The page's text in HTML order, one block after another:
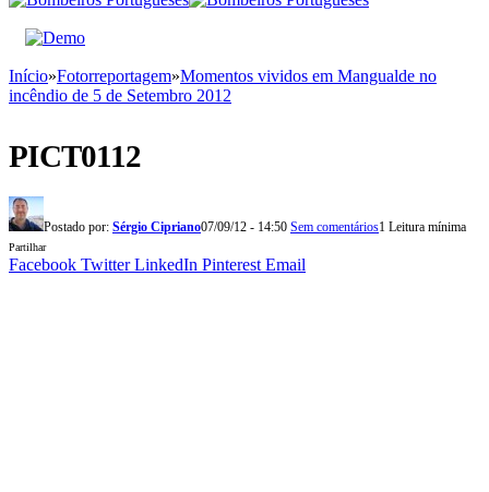
Início»Fotorreportagem»Momentos vividos em Mangualde no
incêndio de 5 de Setembro 2012
PICT0112
Postado por: Sérgio Cipriano07/09/12 - 14:50 Sem comentários1 Leitura mínima
Partilhar
Facebook Twitter LinkedIn Pinterest Email